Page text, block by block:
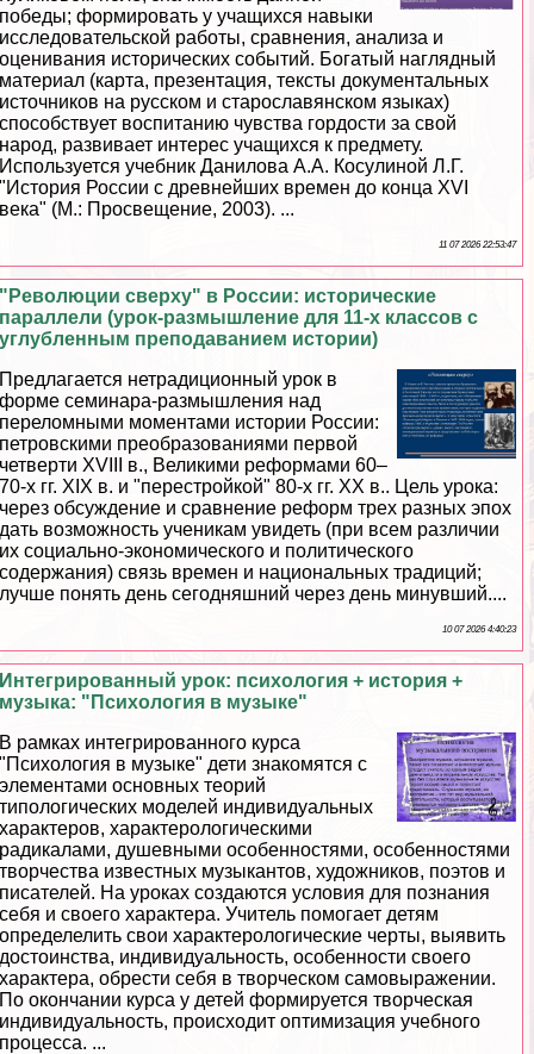
победы; формировать у учащихся навыки
исследовательской работы, сравнения, анализа и
оценивания исторических событий. Богатый наглядный
материал (карта, презентация, тексты документальных
источников на русском и старославянском языках)
способствует воспитанию чувства гордости за свой
народ, развивает интерес учащихся к предмету.
Используется учебник Данилова А.А. Косулиной Л.Г.
"История России с древнейших времен до конца XVI
века" (М.: Просвещение, 2003). ...
11 07 2026 22:53:47
"Революции сверху" в России: исторические
параллели (урок-размышление для 11-х классов с
углубленным преподаванием истории)
Предлагается нетрадиционный урок в
форме семинара-размышления над
переломными моментами истории России:
петровскими преобразованиями первой
четверти XVIII в., Великими реформами 60–
70-х гг. XIX в. и "перестройкой" 80-х гг. ХХ в.. Цель урока:
через обсуждение и сравнение реформ трех разных эпох
дать возможность ученикам увидеть (при всем различии
их социально-экономического и политического
содержания) связь времен и национальных традиций;
лучше понять день сегодняшний через день минувший....
10 07 2026 4:40:23
Интегрированный урок: психология + история +
музыка: "Психология в музыке"
В рамках интегрированного курса
"Психология в музыке" дети знакомятся с
элементами основных теорий
типологических моделей индивидуальных
хаpaктеров, хаpaктерологическими
радикалами, душевными особенностями, особенностями
творчества известных музыкантов, художников, поэтов и
писателей. На уроках создаются условия для познания
себя и своего хаpaктера. Учитель помогает детям
определелить свои хаpaктерологические черты, выявить
достоинства, индивидуальность, особенности своего
хаpaктера, обрести себя в творческом самовыражении.
По окончании курса у детей формируется творческая
индивидуальность, происходит оптимизация учебного
процесса. ...